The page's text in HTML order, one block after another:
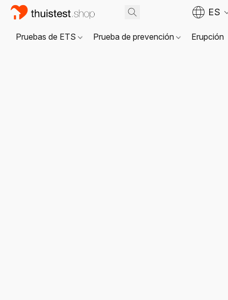
ES
Pruebas de ETS Prueba de prevención Erupción